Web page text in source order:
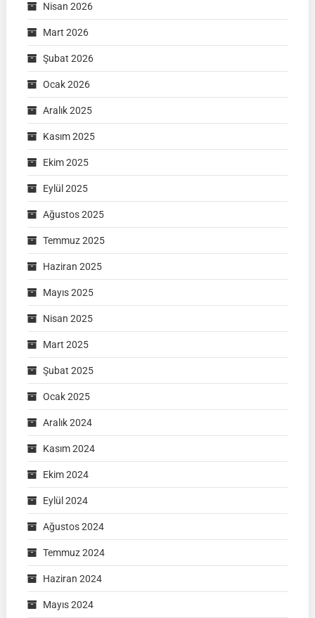
Nisan 2026
Mart 2026
Şubat 2026
Ocak 2026
Aralık 2025
Kasım 2025
Ekim 2025
Eylül 2025
Ağustos 2025
Temmuz 2025
Haziran 2025
Mayıs 2025
Nisan 2025
Mart 2025
Şubat 2025
Ocak 2025
Aralık 2024
Kasım 2024
Ekim 2024
Eylül 2024
Ağustos 2024
Temmuz 2024
Haziran 2024
Mayıs 2024